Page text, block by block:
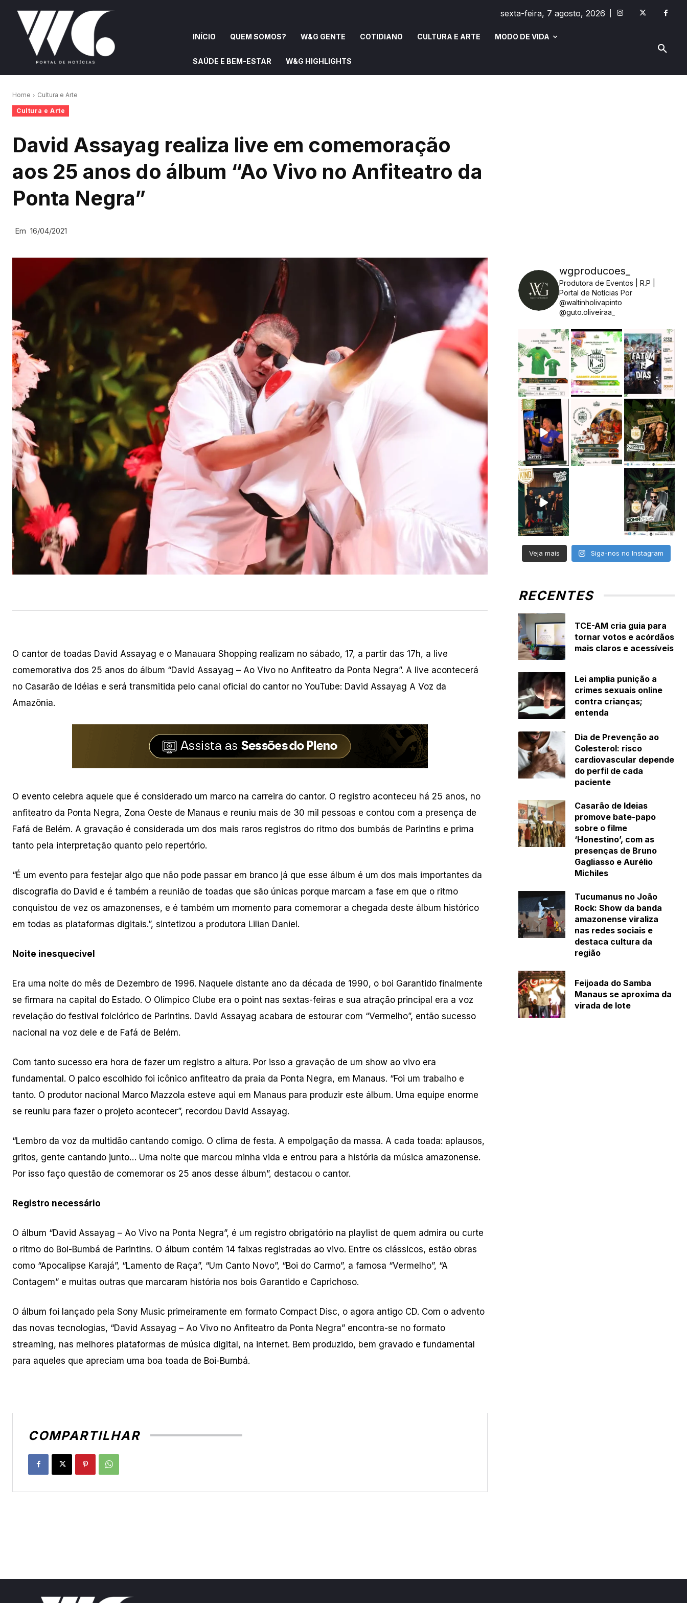
sexta-feira, 7 agosto, 2026
INÍCIO QUEM SOMOS? W&G GENTE COTIDIANO CULTURA E ARTE MODO DE VIDA
SAÚDE E BEM-ESTAR W&G HIGHLIGHTS
Home Cultura e Arte
Cultura e Arte
David Assayag realiza live em comemoração
aos 25 anos do álbum “Ao Vivo no Anfiteatro da
Ponta Negra”
Em 16/04/2021
O cantor de toadas David Assayag e o Manauara Shopping realizam no sábado, 17, a partir das 17h, a live
comemorativa dos 25 anos do álbum “David Assayag – Ao Vivo no Anfiteatro da Ponta Negra”. A live acontecerá
no Casarão de Idéias e será transmitida pelo canal oficial do cantor no YouTube: David Assayag A Voz da
Amazônia.
O evento celebra aquele que é considerado um marco na carreira do cantor. O registro aconteceu há 25 anos, no
anfiteatro da Ponta Negra, Zona Oeste de Manaus e reuniu mais de 30 mil pessoas e contou com a presença de
Fafá de Belém. A gravação é considerada um dos mais raros registros do ritmo dos bumbás de Parintins e prima
tanto pela interpretação quanto pelo repertório.
“É um evento para festejar algo que não pode passar em branco já que esse álbum é um dos mais importantes da
discografia do David e é também a reunião de toadas que são únicas porque marcam a fase em que o ritmo
conquistou de vez os amazonenses, e é também um momento para comemorar a chegada deste álbum histórico
em todas as plataformas digitais.”, sintetizou a produtora Lilian Daniel.
Noite inesquecível
Era uma noite do mês de Dezembro de 1996. Naquele distante ano da década de 1990, o boi Garantido finalmente
se firmara na capital do Estado. O Olímpico Clube era o point nas sextas-feiras e sua atração principal era a voz
revelação do festival folclórico de Parintins. David Assayag acabara de estourar com “Vermelho”, então sucesso
nacional na voz dele e de Fafá de Belém.
Com tanto sucesso era hora de fazer um registro a altura. Por isso a gravação de um show ao vivo era
fundamental. O palco escolhido foi icônico anfiteatro da praia da Ponta Negra, em Manaus. “Foi um trabalho e
tanto. O produtor nacional Marco Mazzola esteve aqui em Manaus para produzir este álbum. Uma equipe enorme
se reuniu para fazer o projeto acontecer”, recordou David Assayag.
“Lembro da voz da multidão cantando comigo. O clima de festa. A empolgação da massa. A cada toada: aplausos,
gritos, gente cantando junto… Uma noite que marcou minha vida e entrou para a história da música amazonense.
Por isso faço questão de comemorar os 25 anos desse álbum”, destacou o cantor.
Registro necessário
O álbum “David Assayag – Ao Vivo na Ponta Negra”, é um registro obrigatório na playlist de quem admira ou curte
o ritmo do Boi-Bumbá de Parintins. O álbum contém 14 faixas registradas ao vivo. Entre os clássicos, estão obras
como “Apocalipse Karajá”, “Lamento de Raça”, “Um Canto Novo”, “Boi do Carmo”, a famosa “Vermelho”, “A
Contagem” e muitas outras que marcaram história nos bois Garantido e Caprichoso.
O álbum foi lançado pela Sony Music primeiramente em formato Compact Disc, o agora antigo CD. Com o advento
das novas tecnologias, “David Assayag – Ao Vivo no Anfiteatro da Ponta Negra” encontra-se no formato
streaming, nas melhores plataformas de música digital, na internet. Bem produzido, bem gravado e fundamental
para aqueles que apreciam uma boa toada de Boi-Bumbá.
COMPARTILHAR
wgproducoes_
Produtora de Eventos | R.P |
Portal de Notícias Por
@waltinholivapinto
@guto.oliveiraa_
Veja mais Siga-nos no Instagram
RECENTES
TCE-AM cria guia para
tornar votos e acórdãos
mais claros e acessíveis
Lei amplia punição a
crimes sexuais online
contra crianças;
entenda
Dia de Prevenção ao
Colesterol: risco
cardiovascular depende
do perfil de cada
paciente
Casarão de Ideias
promove bate-papo
sobre o filme
‘Honestino’, com as
presenças de Bruno
Gagliasso e Aurélio
Michiles
Tucumanus no João
Rock: Show da banda
amazonense viraliza
nas redes sociais e
destaca cultura da
região
Feijoada do Samba
Manaus se aproxima da
virada de lote